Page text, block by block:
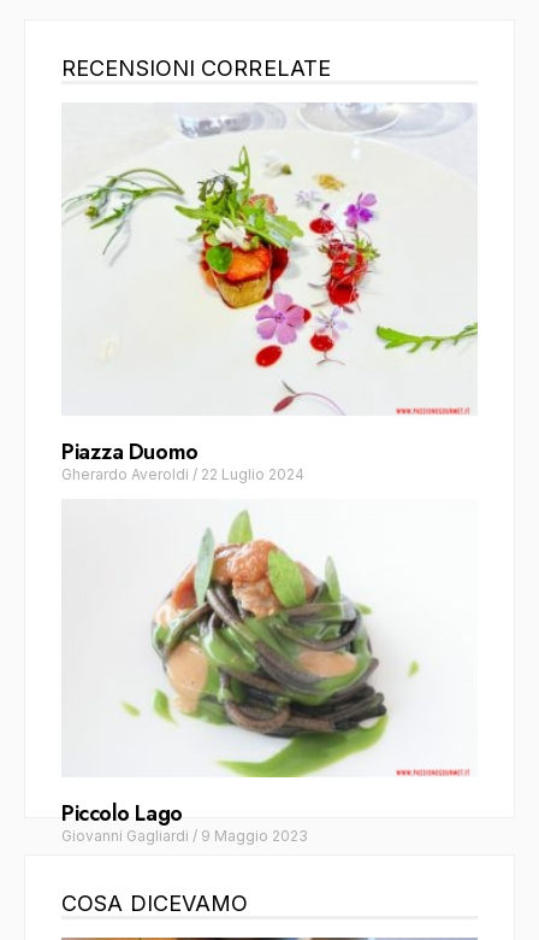
RECENSIONI CORRELATE
Piazza Duomo
Gherardo Averoldi / 22 Luglio 2024
Piccolo Lago
Giovanni Gagliardi / 9 Maggio 2023
COSA DICEVAMO